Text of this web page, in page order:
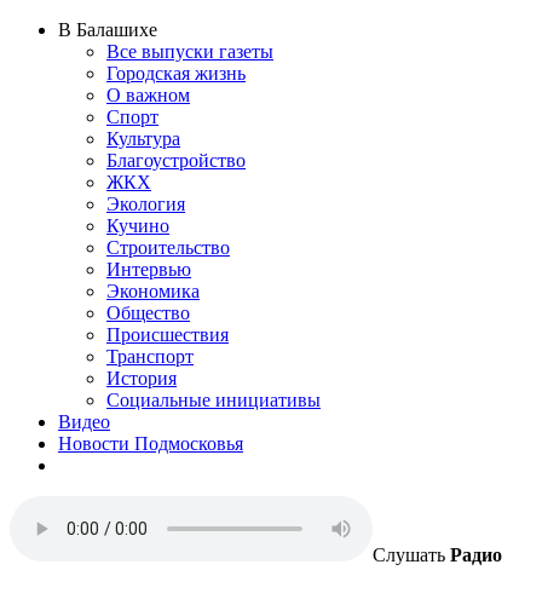
В Балашихе
Все выпуски газеты
Городская жизнь
О важном
Спорт
Культура
Благоустройство
ЖКХ
Экология
Кучино
Строительство
Интервью
Экономика
Общество
Происшествия
Транспорт
История
Социальные инициативы
Видео
Новости Подмосковья
Слушать Радио